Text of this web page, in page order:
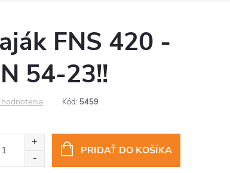
FNS 420 -
54-23!!
Kód: 5459
PRIDAŤ DO KOŠÍKA